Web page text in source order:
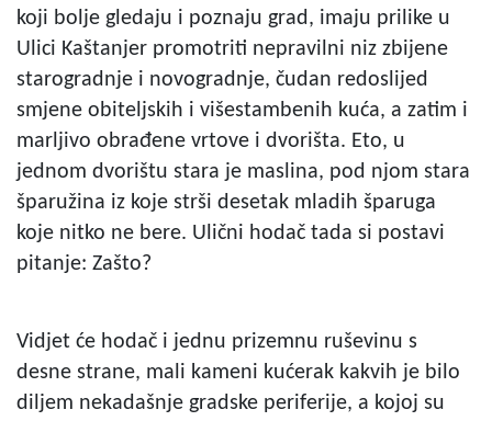
koji bolje gledaju i poznaju grad, imaju prilike u
Ulici Kaštanjer promotriti nepravilni niz zbijene
starogradnje i novogradnje, čudan redoslijed
smjene obiteljskih i višestambenih kuća, a zatim i
marljivo obrađene vrtove i dvorišta. Eto, u
jednom dvorištu stara je maslina, pod njom stara
šparužina iz koje strši desetak mladih šparuga
koje nitko ne bere. Ulični hodač tada si postavi
pitanje: Zašto?
Vidjet će hodač i jednu prizemnu ruševinu s
desne strane, mali kameni kućerak kakvih je bilo
diljem nekadašnje gradske periferije, a kojoj su